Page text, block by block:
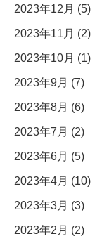
2023年12月 (5)
2023年11月 (2)
2023年10月 (1)
2023年9月 (7)
2023年8月 (6)
2023年7月 (2)
2023年6月 (5)
2023年4月 (10)
2023年3月 (3)
2023年2月 (2)